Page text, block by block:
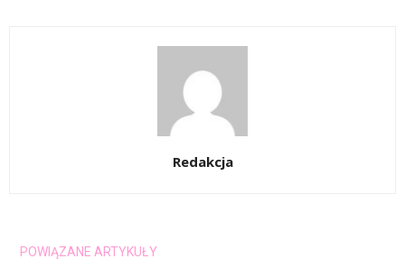
Redakcja
POWIĄZANE ARTYKUŁY